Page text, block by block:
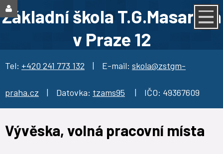
Základní škola T.G.Masaryka
v Praze 12
Tel: +420 241 773 132 | E-mail: skola@zstgm-
praha.cz | Datovka: tzams95 | IČO: 49367609
Vývěska, volná pracovní místa